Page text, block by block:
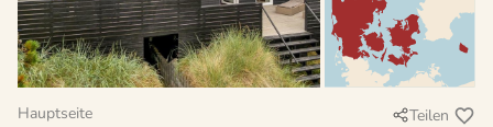
Hauptseite Teilen